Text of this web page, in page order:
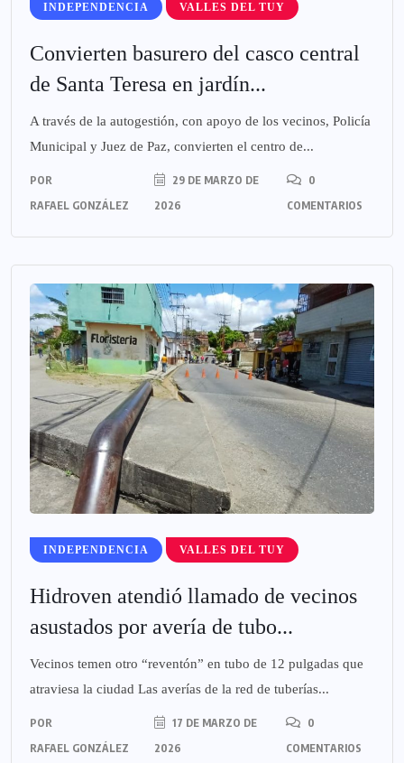
INDEPENDENCIA VALLES DEL TUY
Convierten basurero del casco central
de Santa Teresa en jardín...
A través de la autogestión, con apoyo de los vecinos, Policía
Municipal y Juez de Paz, convierten el centro de...
POR
RAFAEL GONZÁLEZ
29 DE MARZO DE
2026
0
COMENTARIOS
INDEPENDENCIA VALLES DEL TUY
Hidroven atendió llamado de vecinos
asustados por avería de tubo...
Vecinos temen otro “reventón” en tubo de 12 pulgadas que
atraviesa la ciudad Las averías de la red de tuberías...
POR
RAFAEL GONZÁLEZ
17 DE MARZO DE
2026
0
COMENTARIOS